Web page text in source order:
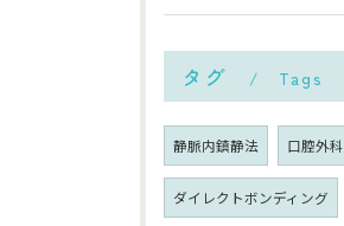
タグ Tags
静脈内鎮静法 口腔外科
ダイレクトボンディング